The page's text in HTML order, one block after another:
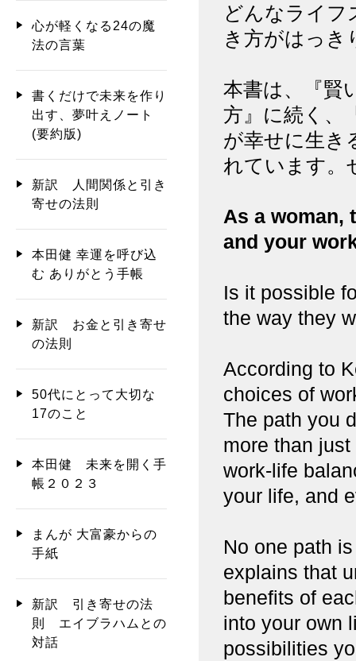
どんなライフ
き方がはっき
本書は、『賢
方』に続く、
が幸せに生き
れています。
As a woman,
and your
Is it possible
the way they
According to
choices of
The path you
more than
work-life
your life, and
No one path
explains that
benefits of
into your own
possibilities
心が軽くなる24の魔
法の言葉
書くだけで未来を作り
出す、夢叶えノート
(要約版)
新訳 人間関係と引き
寄せの法則
本田健 幸運を呼び込
む ありがとう手帳
新訳 お金と引き寄せ
の法則
50代にとって大切な
17のこと
本田健 未来を開く手
帳２０２３
まんが 大富豪からの
手紙
新訳 引き寄せの法
則 エイブラハムとの
対話